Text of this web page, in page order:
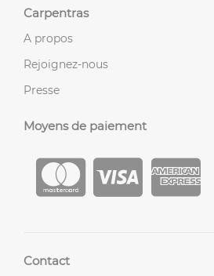
Carpentras
A propos
Rejoignez-nous
Presse
Moyens de paiement
Contact